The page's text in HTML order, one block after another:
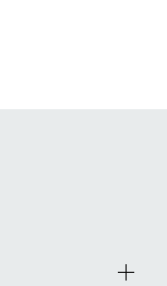
を再注文してくだ